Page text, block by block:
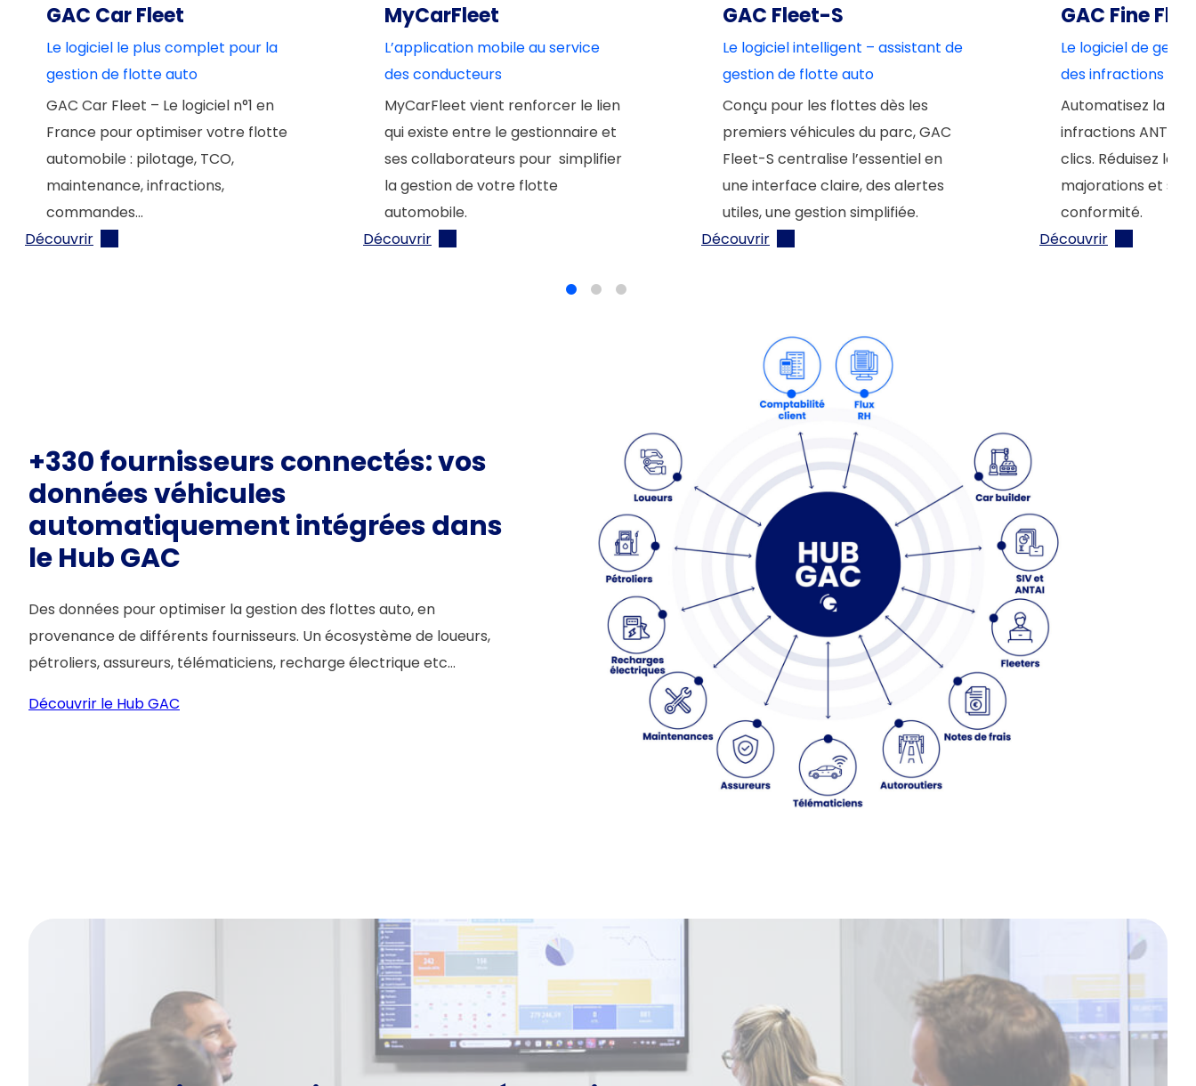
GAC Car Fleet
Le logiciel le plus complet pour la
gestion de flotte auto
GAC Car Fleet – Le logiciel n°1 en
France pour optimiser votre flotte
automobile : pilotage, TCO,
maintenance, infractions,
commandes…
Découvrir
MyCarFleet
L’application mobile au service
des conducteurs
MyCarFleet vient renforcer le lien
qui existe entre le gestionnaire et
ses collaborateurs pour simplifier
la gestion de votre flotte
automobile.
Découvrir
GAC Fleet-S
Le logiciel intelligent – assistant de
gestion de flotte auto
Conçu pour les flottes dès les
premiers véhicules du parc, GAC
Fleet-S centralise l’essentiel en
une interface claire, des alertes
utiles, une gestion simplifiée.
Découvrir
GAC Fine
Le logiciel de
des infractions
Automatisez la
infractions ANTAI
clics. Réduisez les
majorations et
conformité.
Découvrir
+330 fournisseurs connectés: vos
données véhicules
automatiquement intégrées dans
le Hub GAC
Des données pour optimiser la gestion des flottes auto, en
provenance de différents fournisseurs. Un écosystème de loueurs,
pétroliers, assureurs, télématiciens, recharge électrique etc…
Découvrir le Hub GAC